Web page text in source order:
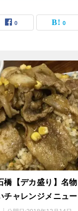
0 0
橋【デカ盛り】名
チャレンジメニュー